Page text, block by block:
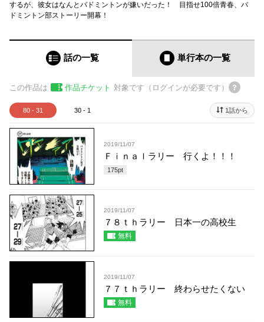
するが、彼女はなんとバドミントンが嫌いだった！ 目指せ100倍青春、バ
ドミントン部ストーリー開幕！
話の一覧 単行本の一覧
この作品は 作品チケット 対象です（ログインが必要です）
80 - 31 30 - 1 1話から
2019/11/07
Ｆｉｎａｌラリー 行くよ！！！
175pt
2019/11/07
７８ｔｈラリー 日本一の高校生
無料
2019/11/07
７７ｔｈラリー 終わらせたくない
無料